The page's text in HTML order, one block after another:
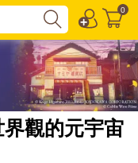
0
觀的元宇宙